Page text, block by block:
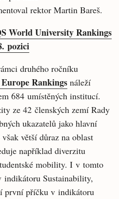
rektor Martin Bareš.
World University Rankings
pozici
druhého ročníku
Rankings náleží
684 umístěných institucí.
ze 42 členských zemí Rady
ukazatelů jako hlavní
větší důraz na oblast
například diverzitu
mobility. I v tomto
Sustainability,
první příčku v indikátoru